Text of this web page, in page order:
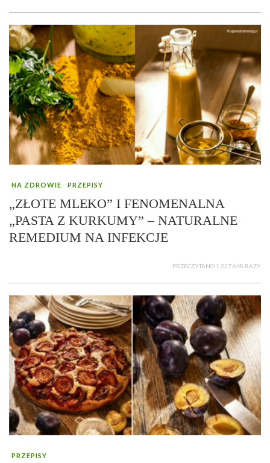
NA ZDROWIE PRZEPISY
„ZŁOTE MLEKO” I FENOMENALNA
„PASTA Z KURKUMY” – NATURALNE
REMEDIUM NA INFEKCJE
PRZECZYTANO 1 227 648 RAZY
PRZEPISY